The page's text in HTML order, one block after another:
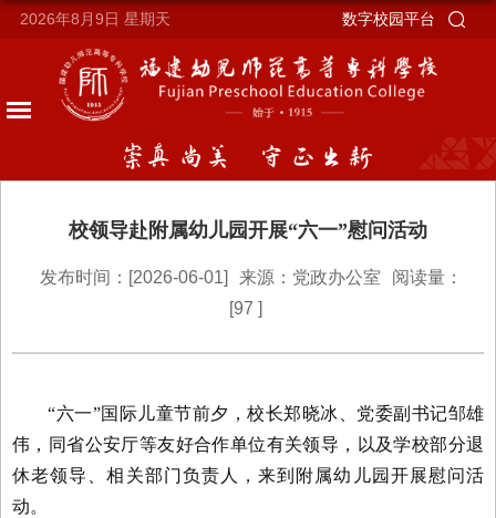
2026年8月9日 星期天 数字校园平台
校领导赴附属幼儿园开展“六一”慰问活动
发布时间：[2026-06-01] 来源：党政办公室
阅读量：
[97 ]
“六一”国际儿童节前夕，校长郑晓冰、党委副书记邹雄
伟，同省公安厅等友好合作单位有关领导，以及学校部分退
休老领导、相关部门负责人，来到附属幼儿园开展慰问活
动。